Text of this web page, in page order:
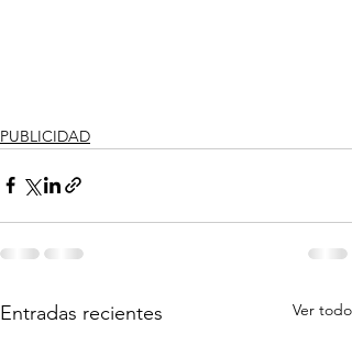
PUBLICIDAD
Entradas recientes Ver todo